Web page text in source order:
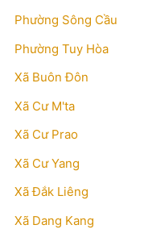
Phường Sông Cầu
Phường Tuy Hòa
Xã Buôn Đôn
Xã Cư M'ta
Xã Cư Prao
Xã Cư Yang
Xã Đắk Liêng
Xã Dang Kang